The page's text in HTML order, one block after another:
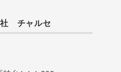
社 チャルセ